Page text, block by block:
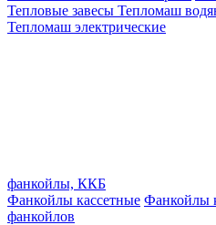
Тепловые завесы Тепломаш
Тепломаш электрические
фанкойлы, ККБ
Фанкойлы кассетные Фанкойлы
фанкойлов